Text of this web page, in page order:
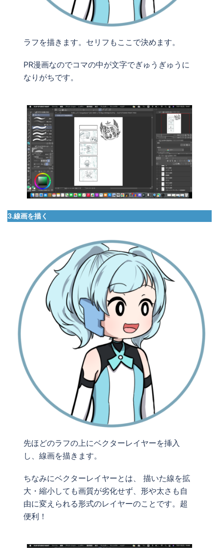
ラフを描きます。セリフもここで決めます。
PR漫画なのでコマの中が文字でぎゅうぎゅうに
なりがちです。
3.線画を描く
先ほどのラフの上にベクターレイヤーを挿入
し、線画を描きます。
ちなみにベクターレイヤーとは、 描いた線を拡
大・縮小しても画質が劣化せず、形や太さも自
由に変えられる形式のレイヤーのことです。超
便利！